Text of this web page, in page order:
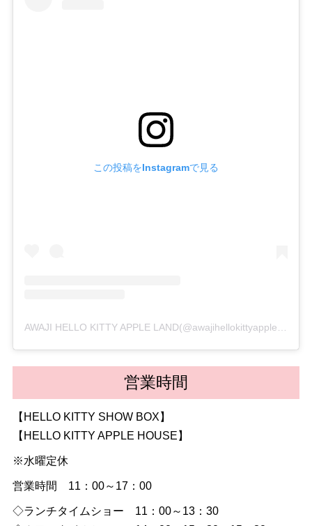
この投稿をInstagramで見る
営業時間
【HELLO KITTY SHOW BOX】
【HELLO KITTY APPLE HOUSE】
※水曜定休
営業時間 11：00～17：00
◇ランチタイムショー 11：00～13：30